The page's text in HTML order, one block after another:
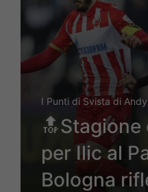
I Punti di Svista di Andy
per Ilic al
Bologna